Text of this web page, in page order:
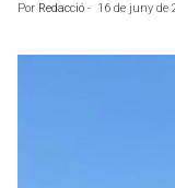
Por Redacció - 16 de juny de